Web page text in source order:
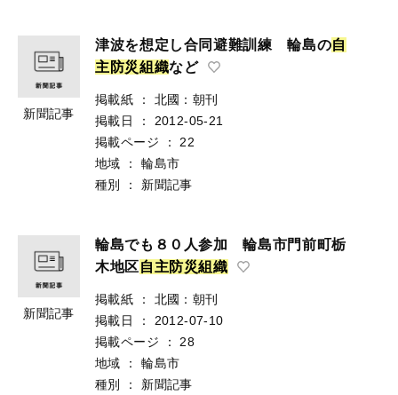
新聞記事
津波を想定し合同避難訓練 輪島の自
主 防災組 織など
掲載紙 ：
北國：朝刊
掲載日
：
2012-05-21
掲載ページ
：
22
地域
：
輪島市
種別
： 新聞記事
新聞記事
輪島でも８０人参加 輪島市門前町栃
木地区自 主防災組織
掲載紙 ：
北國：朝刊
掲載日
：
2012-07-10
掲載ページ
：
28
地域
：
輪島市
種別
： 新聞記事